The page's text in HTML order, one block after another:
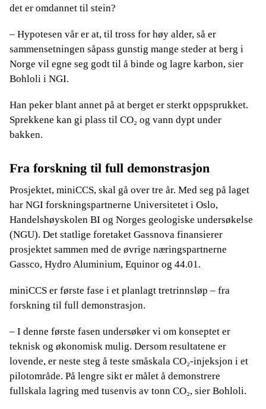
det er omdannet til stein?
– Hypotesen vår er at, til tross for høy alder, så er
sammensetningen såpass gunstig mange steder at berg i
Norge vil egne seg godt til å binde og lagre karbon, sier
Bohloli i NGI.
Han peker blant annet på at berget er sterkt oppsprukket.
Sprekkene kan gi plass til CO₂ og vann dypt under
bakken.
Fra forskning til full demonstrasjon
Prosjektet, miniCCS, skal gå over tre år. Med seg på laget
har NGI forskningspartnerne Universitetet i Oslo,
Handelshøyskolen BI og Norges geologiske undersøkelse
(NGU). Det statlige foretaket Gassnova finansierer
prosjektet sammen med de øvrige næringspartnerne
Gassco, Hydro Aluminium, Equinor og 44.01.
miniCCS er første fase i et planlagt tretrinnsløp – fra
forskning til full demonstrasjon.
– I denne første fasen undersøker vi om konseptet er
teknisk og økonomisk mulig. Dersom resultatene er
lovende, er neste steg å teste småskala CO₂-injeksjon i et
pilotområde. På lengre sikt er målet å demonstrere
fullskala lagring med tusenvis av tonn CO₂, sier Bohloli.